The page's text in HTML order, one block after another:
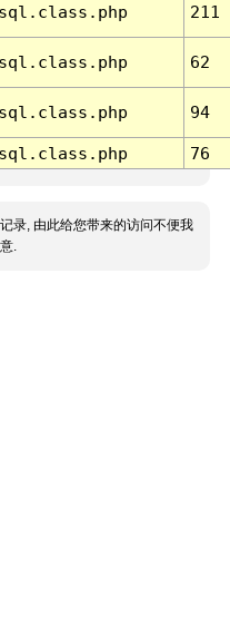
211
62
94
76
录, 由此给您带来的访问不便我
.